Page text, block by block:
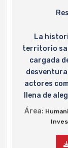
La
territorio
cargada
actores
llena de
Área: